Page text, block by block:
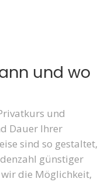
und wo
und
Dauer Ihrer
sind so gestaltet,
günstiger
die Möglichkeit,